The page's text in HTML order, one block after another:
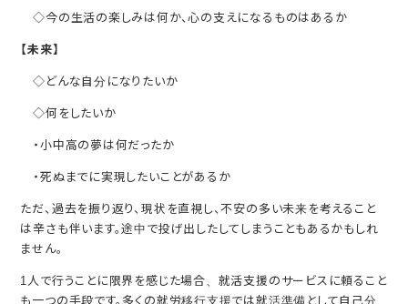
◇今の生活の楽しみは何か、心の支えになるものはあるか
【未来】
◇どんな自分になりたいか
◇何をしたいか
・小中高の夢は何だったか
・死ぬまでに実現したいことがあるか
ただ、過去を振り返り、現状を直視し、不安の多い未来を考えること
は辛さも伴います。途中で投げ出したしてしまうこともあるかもしれ
ません。
1人で行うことに限界を感じた場合、就活支援のサービスに頼ること
も一つの手段です。多くの就労移行支援では就活準備として自己分